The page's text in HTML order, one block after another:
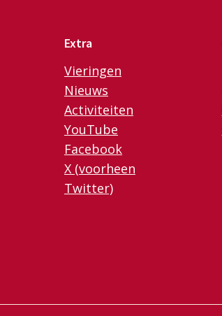
Extra
Vieringen
Nieuws
Activiteiten
YouTube
Facebook
X (voorheen
Twitter)